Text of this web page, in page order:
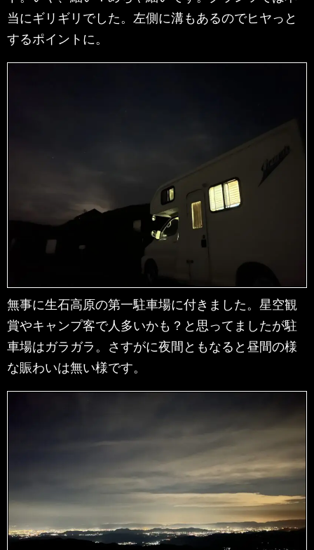
当にギリギリでした。左側に溝もあるのでヒヤっと
するポイントに。
無事に生石高原の第一駐車場に付きました。星空観
賞やキャンプ客で人多いかも？と思ってましたが駐
車場はガラガラ。さすがに夜間ともなると昼間の様
な賑わいは無い様です。